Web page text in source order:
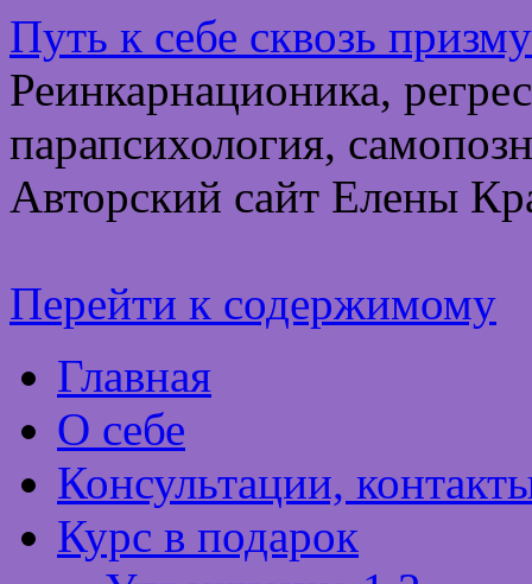
Путь к себе сквозь
Реинкарнационика,
парапсихология,
Авторский сайт Елены
Перейти к содержимому
Главная
О себе
Консультации,
Курс в подарок